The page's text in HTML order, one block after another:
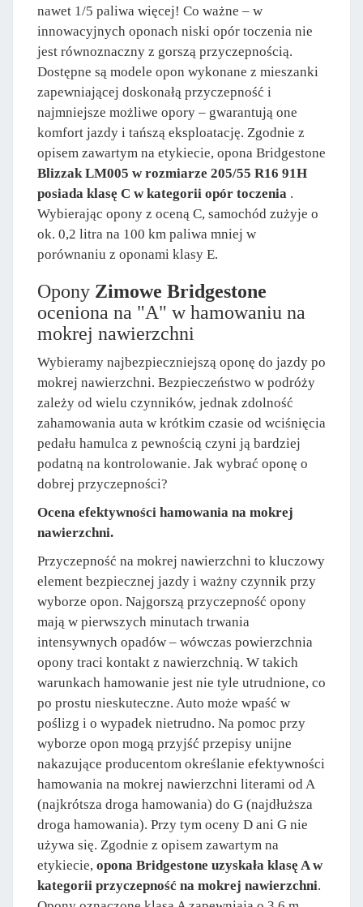
nawet 1/5 paliwa więcej! Co ważne – w
innowacyjnych oponach niski opór toczenia nie
jest równoznaczny z gorszą przyczepnością.
Dostępne są modele opon wykonane z mieszanki
zapewniającej doskonałą przyczepność i
najmniejsze możliwe opory – gwarantują one
komfort jazdy i tańszą eksploatację. Zgodnie z
opisem zawartym na etykiecie, opona Bridgestone
Blizzak LM005 w rozmiarze 205/55 R16 91H
posiada klasę C w kategorii opór toczenia .
Wybierając opony z oceną C, samochód zużyje o
ok. 0,2 litra na 100 km paliwa mniej w
porównaniu z oponami klasy E.
Opony Zimowe Bridgestone
oceniona na "A" w hamowaniu na
mokrej nawierzchni
Wybieramy najbezpieczniejszą oponę do jazdy po
mokrej nawierzchni. Bezpieczeństwo w podróży
zależy od wielu czynników, jednak zdolność
zahamowania auta w krótkim czasie od wciśnięcia
pedału hamulca z pewnością czyni ją bardziej
podatną na kontrolowanie. Jak wybrać oponę o
dobrej przyczepności?
Ocena efektywności hamowania na mokrej
nawierzchni.
Przyczepność na mokrej nawierzchni to kluczowy
element bezpiecznej jazdy i ważny czynnik przy
wyborze opon. Najgorszą przyczepność opony
mają w pierwszych minutach trwania
intensywnych opadów – wówczas powierzchnia
opony traci kontakt z nawierzchnią. W takich
warunkach hamowanie jest nie tyle utrudnione, co
po prostu nieskuteczne. Auto może wpaść w
poślizg i o wypadek nietrudno. Na pomoc przy
wyborze opon mogą przyjść przepisy unijne
nakazujące producentom określanie efektywności
hamowania na mokrej nawierzchni literami od A
(najkrótsza droga hamowania) do G (najdłuższa
droga hamowania). Przy tym oceny D ani G nie
używa się. Zgodnie z opisem zawartym na
etykiecie, opona Bridgestone uzyskała klasę A w
kategorii przyczepność na mokrej nawierzchni.